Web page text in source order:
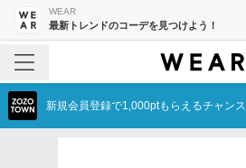
WEAR
最新トレンドのコーデを見つけよう！
新規会員登録で1,000ptもらえるチャンス